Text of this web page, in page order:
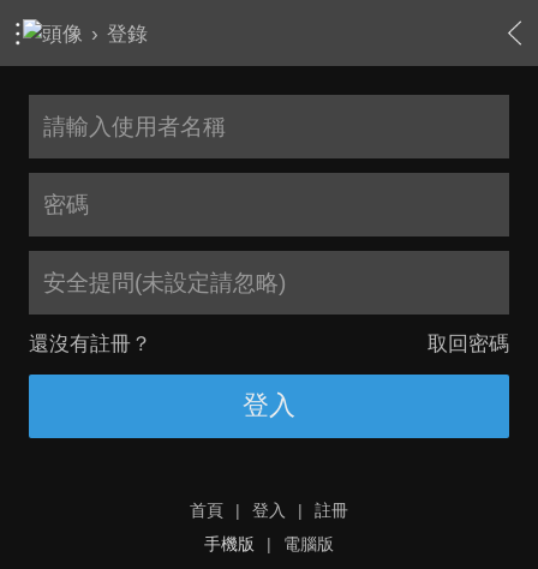
› 登錄
安全提問(未設定請忽略)
還沒有註冊？ 取回密碼
登入
首頁 | 登入 |
註冊
手機版
| 電腦版